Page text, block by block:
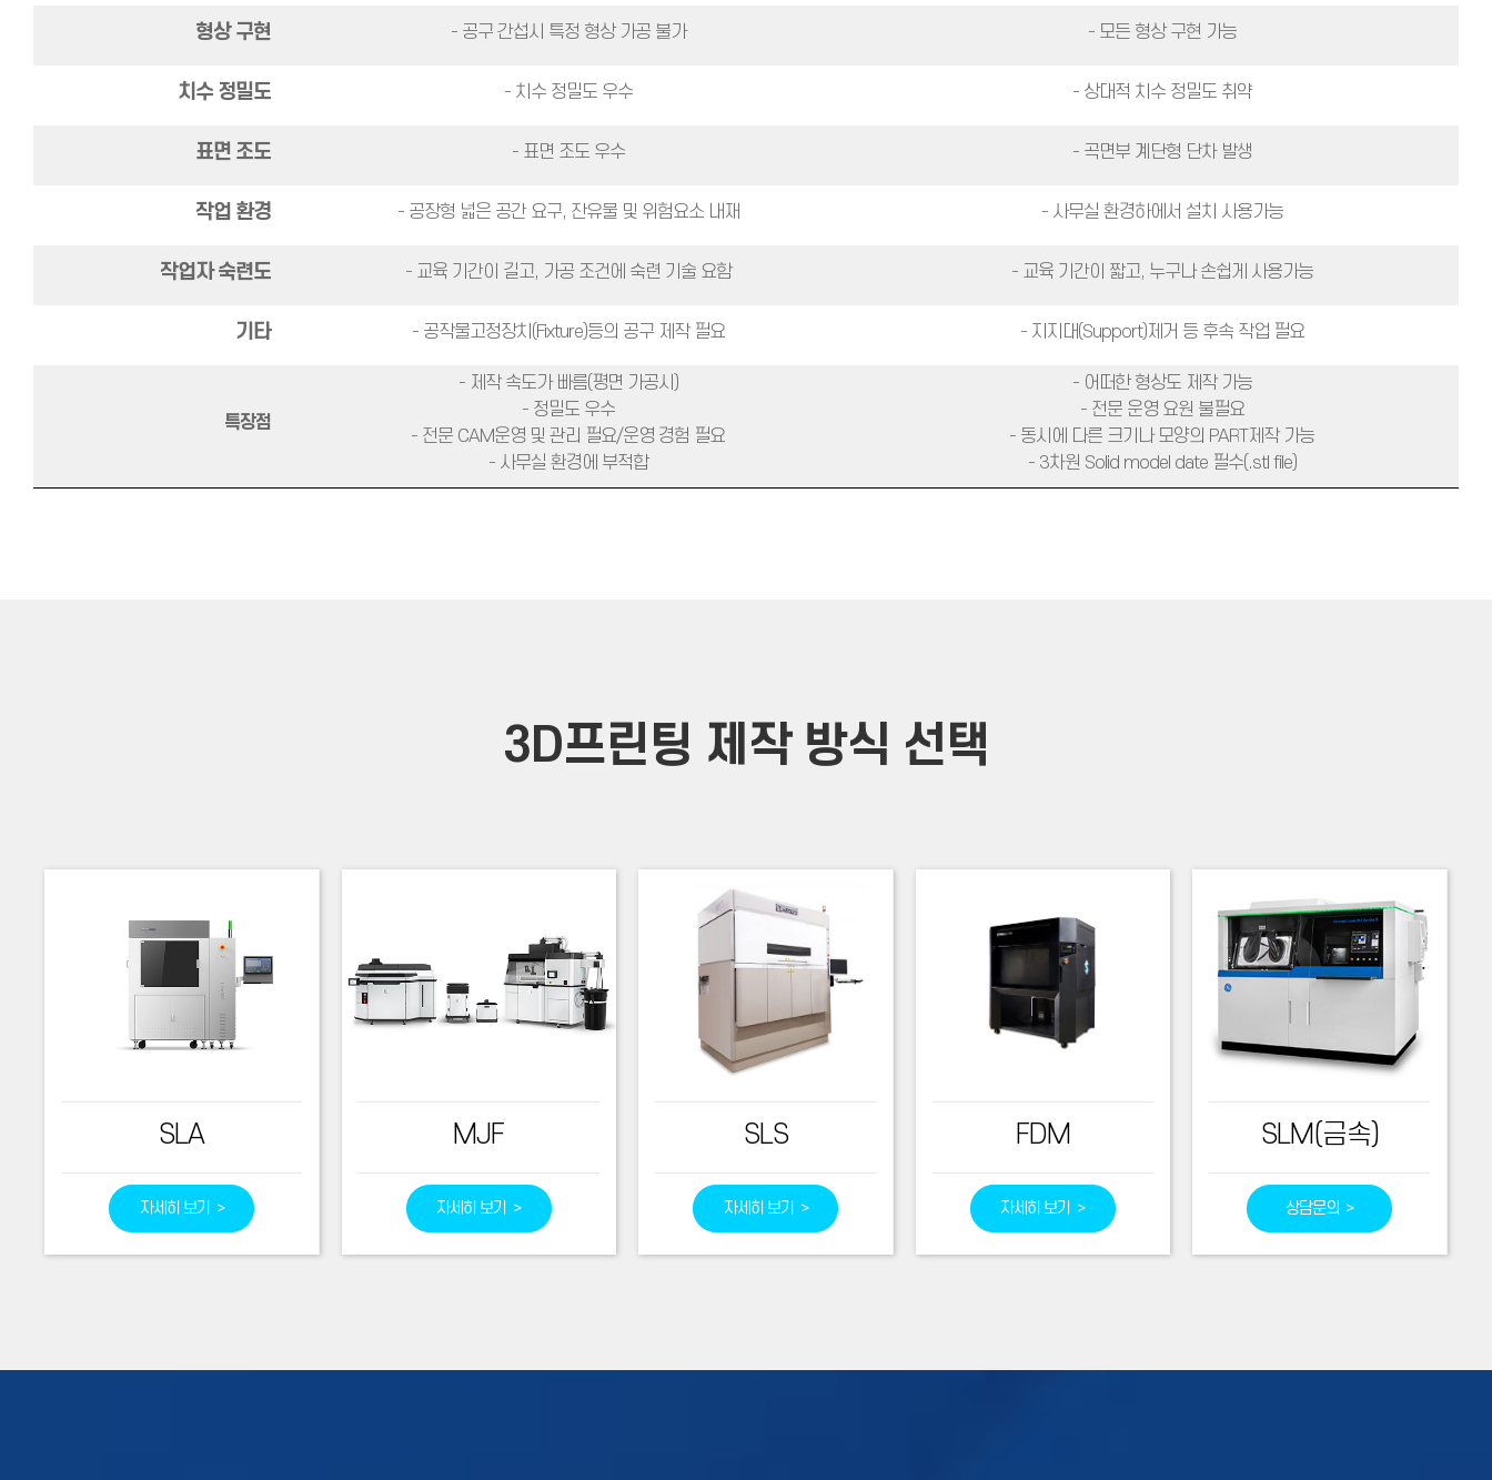
형상 구현
치수 정밀도
표면 조도
작업 환경
작업자 숙련도
기타
특장점
- 공구 간섭시 특정 형상 가공 불가
- 치수 정밀도 우수
- 표면 조도 우수
- 공장형 넓은 공간 요구, 잔유물 및 위험요소 내재
- 교육 기간이 길고, 가공 조건에 숙련 기술 요함
- 공작물고정장치(Fixture)등의 공구 제작 필요
- 제작 속도가 빠름(평면 가공시)
- 정밀도 우수
- 전문 CAM운영 및 관리 필요/운영 경험 필요
- 사무실 환경에 부적합
- 모든 형상 구현 가능
- 상대적 치수 정밀도 취약
- 곡면부 계단형 단차 발생
- 사무실 환경하에서 설치 사용가능
- 교육 기간이 짧고, 누구나 손쉽게 사용가능
- 지지대(Support)제거 등 후속 작업 필요
- 어떠한 형상도 제작 가능
- 전문 운영 요원 불필요
- 동시에 다른 크기나 모양의 PART제작 가능
- 3차원 Solid model date 필수(.stl file)
3D프린팅 제작 방식 선택
SLA
자세히 보기 >
MJF
자세히 보기 >
SLS
자세히 보기 >
FDM
자세히 보기 >
SLM(금속)
상담문의 >